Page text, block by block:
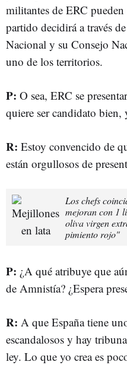
militantes de ERC
partido decidirá a través
Nacional y su Consejo
uno de los territorios.
P: O sea, ERC se
quiere ser candidato bien,
R: Estoy convencido de
están orgullosos de
Los chefs
mejoran con 1
oliva virgen
pimiento rojo"
P: ¿A qué atribuye que
de Amnistía? ¿Espera
R: A que España tiene
escandalosos y hay
ley. Lo que yo crea es